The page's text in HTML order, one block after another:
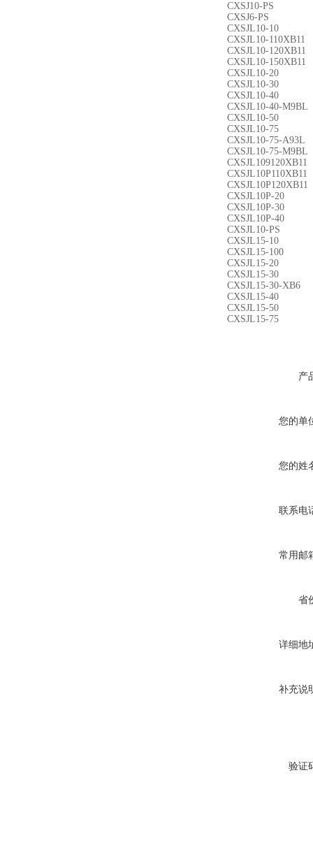
CXSJ10-PS
CXSJ6-PS
CXSJL10-10
CXSJL10-110XB11
CXSJL10-120XB11
CXSJL10-150XB11
CXSJL10-20
CXSJL10-30
CXSJL10-40
CXSJL10-40-M9BL
CXSJL10-50
CXSJL10-75
CXSJL10-75-A93L
CXSJL10-75-M9BL
CXSJL109120XB11
CXSJL10P110XB11
CXSJL10P120XB11
CXSJL10P-20
CXSJL10P-30
CXSJL10P-40
CXSJL10-PS
CXSJL15-10
CXSJL15-100
CXSJL15-20
CXSJL15-30
CXSJL15-30-XB6
CXSJL15-40
CXSJL15-50
CXSJL15-75
产
您的单
您的姓
联系电
常用邮
省
详细地
补充说
验证